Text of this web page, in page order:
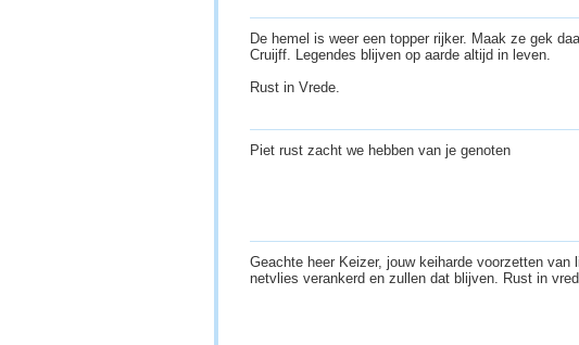
De hemel is weer een topper rijker. Maak ze gek
Cruijff. Legendes blijven op aarde altijd in leven.
Rust in Vrede.
Piet rust zacht we hebben van je genoten
Geachte heer Keizer, jouw keiharde voorzetten van
netvlies verankerd en zullen dat blijven. Rust in